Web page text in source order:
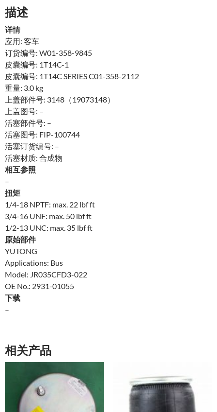
描述
详情
应用: 客车
订货编号: W01-358-9845
皮囊编号: 1T14C-1
皮囊编号: 1T14C SERIES C01-358-2112
重量: 3.0 kg
上盖部件号: 3148（19073148）
上盖图号: –
活塞部件号: –
活塞图号: FIP-100744
活塞订货编号: –
活塞材质: 合成物
相互参照
–
扭矩
1/4-18 NPTF: max. 22 lbf ft
3/4-16 UNF: max. 50 lbf ft
1/2-13 UNC: max. 35 lbf ft
原始部件
YUTONG
Applications: Bus
Model: JR035CFD3-022
OE No.: 2931-01055
下载
–
相关产品